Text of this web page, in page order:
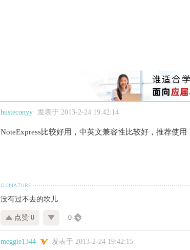
husteconyy 发表于 2013-2-24 19:42:14
NoteExpress比较好用，中英文兼容性比较好，推荐使
没有过不去的坎儿
点赞 0 0
meggie1344 发表于 2013-2-24 19:42:15